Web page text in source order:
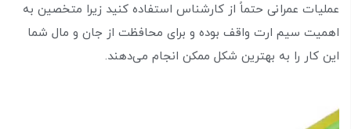
عملیات عمرانی حتماً از کارشناس استفاده کنید زیرا متخصین به
اهمیت سیم ارت واقف بوده و برای محافظت از جان و مال شما
این کار را به بهترین شکل ممکن انجام می‌دهند.